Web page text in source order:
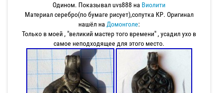
Одином. Показывал uvs888 на Виолити
Материал серебро(по бумаге рисует),сопутка КР. Оригинал
нашёл на Домонголе:
Только в моей , "великий мастер того времени" , усадил ухо в
самое неподходящее для этого место.